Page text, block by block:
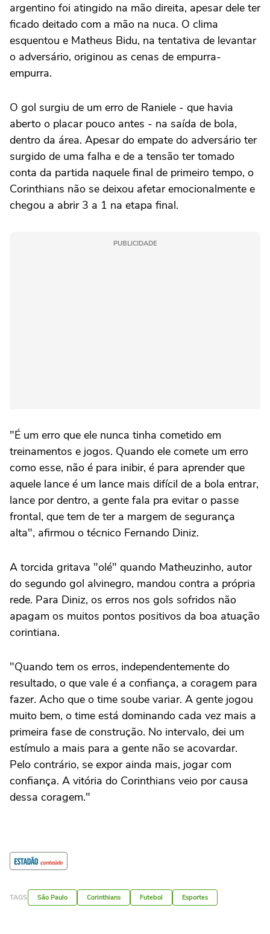
argentino foi atingido na mão direita, apesar dele ter
ficado deitado com a mão na nuca. O clima
esquentou e Matheus Bidu, na tentativa de levantar
o adversário, originou as cenas de empurra-
empurra.
O gol surgiu de um erro de Raniele - que havia
aberto o placar pouco antes - na saída de bola,
dentro da área. Apesar do empate do adversário ter
surgido de uma falha e de a tensão ter tomado
conta da partida naquele final de primeiro tempo, o
Corinthians não se deixou afetar emocionalmente e
chegou a abrir 3 a 1 na etapa final.
PUBLICIDADE
"É um erro que ele nunca tinha cometido em
treinamentos e jogos. Quando ele comete um erro
como esse, não é para inibir, é para aprender que
aquele lance é um lance mais difícil de a bola entrar,
lance por dentro, a gente fala pra evitar o passe
frontal, que tem de ter a margem de segurança
alta", afirmou o técnico Fernando Diniz.
A torcida gritava "olé" quando Matheuzinho, autor
do segundo gol alvinegro, mandou contra a própria
rede. Para Diniz, os erros nos gols sofridos não
apagam os muitos pontos positivos da boa atuação
corintiana.
"Quando tem os erros, independentemente do
resultado, o que vale é a confiança, a coragem para
fazer. Acho que o time soube variar. A gente jogou
muito bem, o time está dominando cada vez mais a
primeira fase de construção. No intervalo, dei um
estímulo a mais para a gente não se acovardar.
Pelo contrário, se expor ainda mais, jogar com
confiança. A vitória do Corinthians veio por causa
dessa coragem."
TAGS São Paulo Corinthians Futebol Esportes